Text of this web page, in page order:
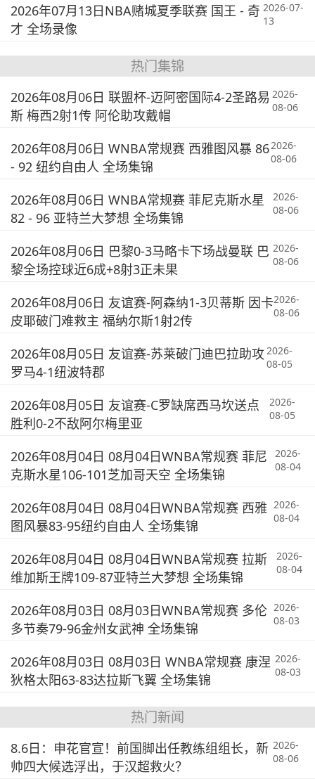
2026年07月13日NBA赌城夏季联赛 国王 - 奇
才 全场录像
2026-07-
13
热门集锦
2026年08月06日 联盟杯-迈阿密国际4-2圣路易
斯 梅西2射1传 阿伦助攻戴帽
2026-
08-06
2026年08月06日 WNBA常规赛 西雅图风暴 86
- 92 纽约自由人 全场集锦
2026-
08-06
2026年08月06日 WNBA常规赛 菲尼克斯水星
82 - 96 亚特兰大梦想 全场集锦
2026-
08-06
2026年08月06日 巴黎0-3马略卡下场战曼联 巴
黎全场控球近6成+8射3正未果
2026-
08-06
2026年08月06日 友谊赛-阿森纳1-3贝蒂斯 因卡
皮耶破门难救主 福纳尔斯1射2传
2026-
08-06
2026年08月05日 友谊赛-苏莱破门迪巴拉助攻
罗马4-1纽波特郡
2026-
08-05
2026年08月05日 友谊赛-C罗缺席西马坎送点
胜利0-2不敌阿尔梅里亚
2026-
08-05
2026年08月04日 08月04日WNBA常规赛 菲尼
克斯水星106-101芝加哥天空 全场集锦
2026-
08-04
2026年08月04日 08月04日WNBA常规赛 西雅
图风暴83-95纽约自由人 全场集锦
2026-
08-04
2026年08月04日 08月04日WNBA常规赛 拉斯
维加斯王牌109-87亚特兰大梦想 全场集锦
2026-
08-04
2026年08月03日 08月03日WNBA常规赛 多伦
多节奏79-96金州女武神 全场集锦
2026-
08-03
2026年08月03日 08月03日 WNBA常规赛 康涅
狄格太阳63-83达拉斯飞翼 全场集锦
2026-
08-03
热门新闻
8.6日：申花官宣！前国脚出任教练组组长，新
帅四大候选浮出，于汉超救火？
2026-
08-06